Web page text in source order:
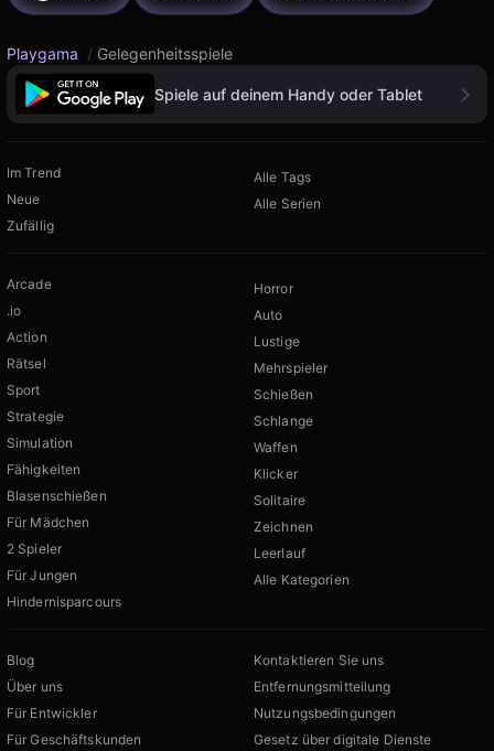
Playgama / Gelegenheitsspiele
Spiele auf deinem Handy oder Tablet
Im Trend
Neue
Zufällig
Alle Tags
Alle Serien
Arcade
.io
Action
Rätsel
Sport
Strategie
Simulation
Fähigkeiten
Blasenschießen
Für Mädchen
2 Spieler
Für Jungen
Hindernisparcours
Horror
Auto
Lustige
Mehrspieler
Schießen
Schlange
Waffen
Klicker
Solitaire
Zeichnen
Leerlauf
Alle Kategorien
Blog
Über uns
Für Entwickler
Für Geschäftskunden
Kontaktieren Sie uns
Entfernungsmitteilung
Nutzungsbedingungen
Gesetz über digitale Dienste